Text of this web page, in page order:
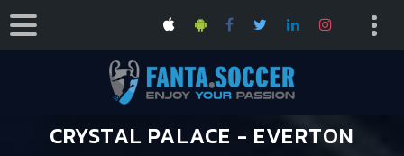
CRYSTAL PALACE - EVERTON